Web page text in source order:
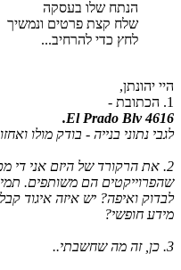
הנתח שלו בעסקה
שלח קצת פרטים ונמשיך
לחץ כדי להרחיב...
היי יהונתן,
1. הכתובת -
4616 El Prado Blv.
לגבי נתוני בנייה - בודק מולו
2. את הרקורד של היזם אני די
שהפרוייקטים הם משותפים.
לבדוק ואיפה? יש איזה איגוד
מידע חופשי?
3. כן, זה מה שחשבתי..